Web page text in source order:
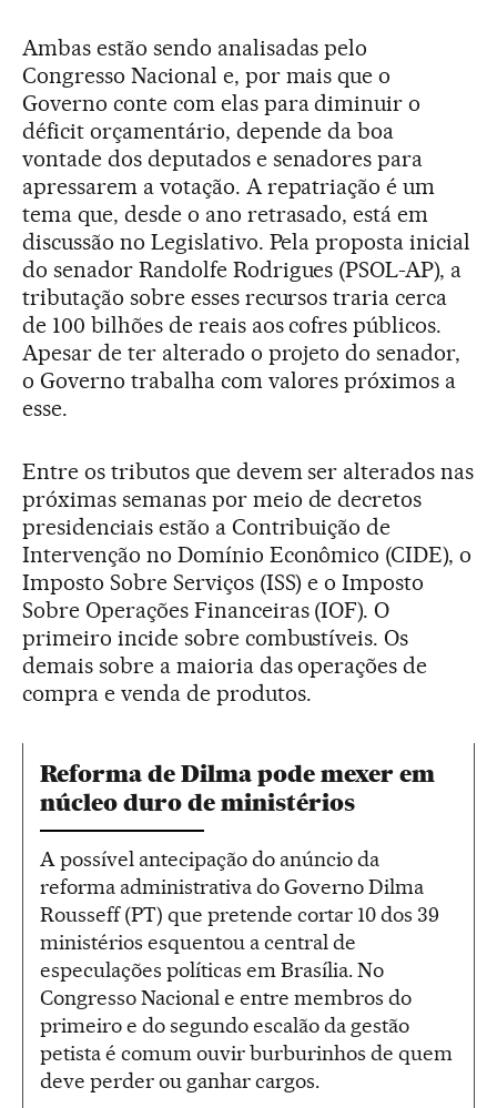
Ambas estão sendo analisadas pelo
Congresso Nacional e, por mais que o
Governo conte com elas para diminuir o
déficit orçamentário, depende da boa
vontade dos deputados e senadores para
apressarem a votação. A repatriação é um
tema que, desde o ano retrasado, está em
discussão no Legislativo. Pela proposta inicial
do senador Randolfe Rodrigues (PSOL-AP), a
tributação sobre esses recursos traria cerca
de 100 bilhões de reais aos cofres públicos.
Apesar de ter alterado o projeto do senador,
o Governo trabalha com valores próximos a
esse.
Entre os tributos que devem ser alterados nas
próximas semanas por meio de decretos
presidenciais estão a Contribuição de
Intervenção no Domínio Econômico (CIDE), o
Imposto Sobre Serviços (ISS) e o Imposto
Sobre Operações Financeiras (IOF). O
primeiro incide sobre combustíveis. Os
demais sobre a maioria das operações de
compra e venda de produtos.
Reforma de Dilma pode mexer em
núcleo duro de ministérios
A possível antecipação do anúncio da
reforma administrativa do Governo Dilma
Rousseff (PT) que pretende cortar 10 dos 39
ministérios esquentou a central de
especulações políticas em Brasília. No
Congresso Nacional e entre membros do
primeiro e do segundo escalão da gestão
petista é comum ouvir burburinhos de quem
deve perder ou ganhar cargos.